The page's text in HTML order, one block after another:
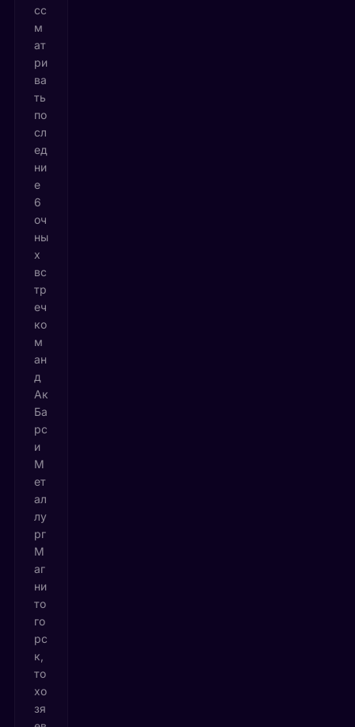
сс
м
ат
ри
ва
ть
по
сл
ед
ни
е
6
оч
ны
х
вс
тр
еч
ко
м
ан
д
Ак
Ба
рс
и
М
ет
ал
лу
рг
М
аг
ни
то
го
рс
к,
то
хо
зя